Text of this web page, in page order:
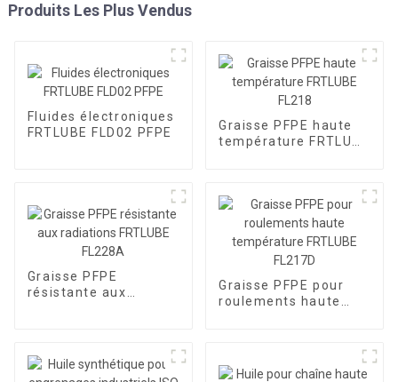
Produits Les Plus Vendus
Fluides électroniques
FRTLUBE FLD02 PFPE
Graisse PFPE haute
température FRTLUBE
Graisse PFPE
résistante aux
Graisse PFPE pour
roulements haute